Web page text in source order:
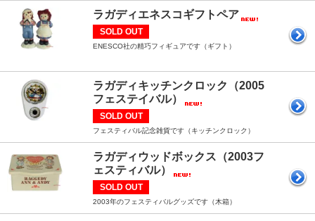
ラガディエネスコギフトペア
SOLD OUT
ENESCO社の精巧フィギュアです（ギフト）
ラガディキッチンクロック（2005
フェステイバル）
SOLD OUT
フェスティバル記念雑貨です（キッチンクロック）
ラガディウッドボックス（2003フ
ェスティバル）
SOLD OUT
2003年のフェスティバルグッズです（木箱）